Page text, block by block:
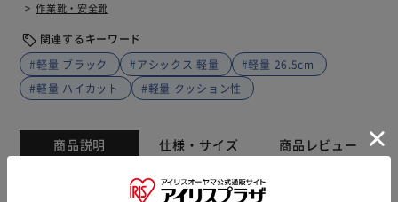
作業靴・安全靴
関連するキーワード
#軽量 ブラック
#アシックス 軽量
#軽量 26.5cm
#軽量 ハイカット
#軽量 クッション性
商品説明 仕様・サイズ 商品レビュー
軽量性、クッション性に優れたFLYTEFOAMを採用した、走